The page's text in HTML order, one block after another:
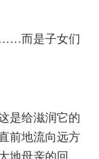
而是子女们
是给滋润它的
前地流向远方